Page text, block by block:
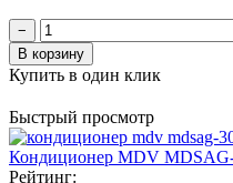
−
В корзину
Купить в один клик
Быстрый просмотр
Кондиционер MDV
Рейтинг: